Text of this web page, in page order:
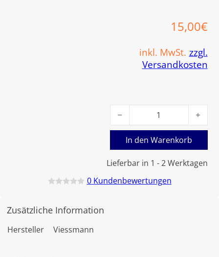
15,00€
inkl. MwSt. zzgl.
Versandkosten
Lieferbar in 1 - 2 Werktagen
Viessmann Dichtung
In den Warenkorb
e
0Kundenbewertungen
Zusätzliche Information
Hersteller Viessmann